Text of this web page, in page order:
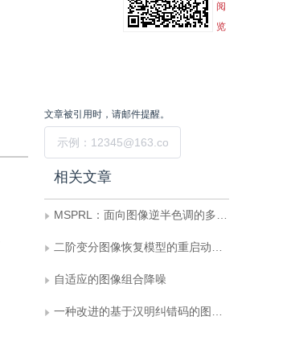
阅
览
文章被引用时，请邮件提醒。
相关文章
MSPRL：面向图像逆半色调的多尺度渐进式残差学习网络
二阶变分图像恢复模型的重启动快速ADMM方法
自适应的图像组合降噪
一种改进的基于汉明纠错码的图像恢复算法